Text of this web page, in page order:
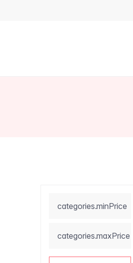
categories.minPrice
categories.maxPrice